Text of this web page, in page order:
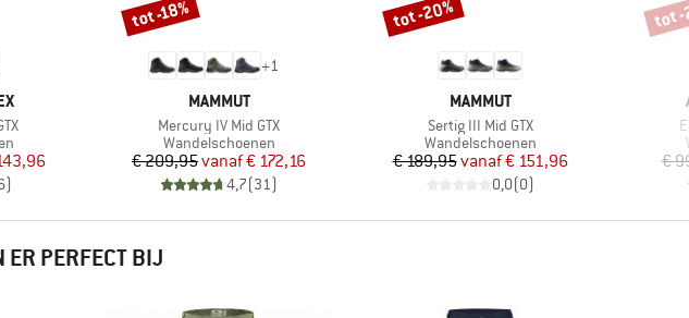
prijs
)
+1
MERK
MAMMUT
Artikel
Mercury IV Mid GTX
Productgroep
Wandelschoenen
Prijs
€ 209,95 Verlaagde prijs
vanaf€ 172,16
4,7(31)
Korting
tot -18%
MERK
MAMMUT
Artikel
Sertig III Mid GTX
Productgroep
Wandelschoenen
Prijs
€ 189,95 Verlaagde prijs
vanaf€ 151,96
0,0(0)
Korting
tot -20%
€
tot
ER PERFECT BIJ